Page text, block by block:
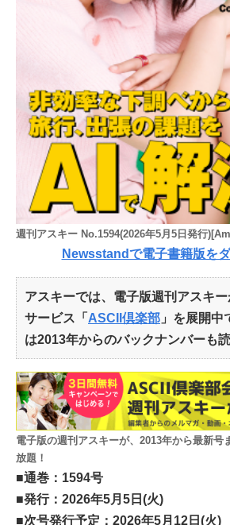
週刊アスキー No.1594(2026年5月5日発行
Newsstandで電子書籍版を
アスキーでは、電子版週刊アスキ
サービス「 ASCII倶楽部 」を展開中
は2013年からのバックナンバーも
電子版の週刊アスキーが、2013年から最新号
放題！
■通巻：1594号
■発行：2026年5月5日(火)
■次号発行予定：2026年5月12日(火)